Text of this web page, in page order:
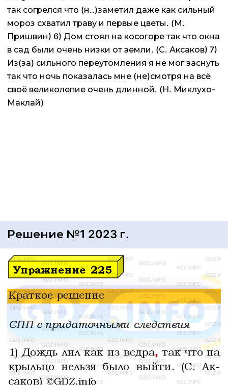
так согрелся что (н..)заметил даже как сильный
мороз схватил траву и первые цветы. (М.
Пришвин) 6) Дом стоял на косогоре так что окна
в сад были очень низки от земли. (С. Аксаков) 7)
Из(за) сильного переутомления я не мог заснуть
так что ночь показалась мне (не)смотря на всё
своё великолепие очень длинной. (Н. Миклухо-
Маклай)
Решение №1 2023 г.